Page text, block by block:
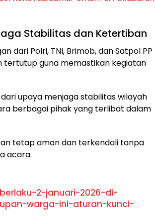
Stabilitas dan Ketertiban
dari Polri, TNI, Brimob, dan Satpol PP
tertutup guna memastikan kegiatan
upaya menjaga stabilitas wilayah
berbagai pihak yang terlibat dalam
tetap aman dan terkendali tanpa
acara.
2-januari-2026-di-
warga-ini-aturan-kunci-